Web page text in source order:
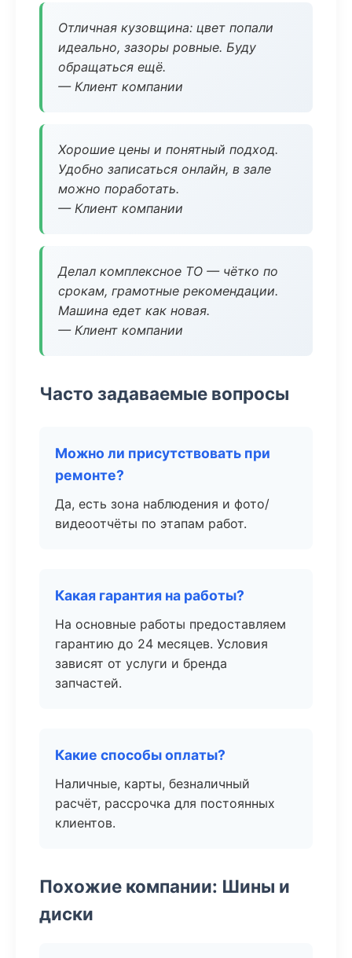
Отличная кузовщина: цвет попали
идеально, зазоры ровные. Буду
обращаться ещё.
— Клиент компании
Хорошие цены и понятный подход.
Удобно записаться онлайн, в зале
можно поработать.
— Клиент компании
Делал комплексное ТО — чётко по
срокам, грамотные рекомендации.
Машина едет как новая.
— Клиент компании
Часто задаваемые вопросы
Можно ли присутствовать при
ремонте?
Да, есть зона наблюдения и фото/
видеоотчёты по этапам работ.
Какая гарантия на работы?
На основные работы предоставляем
гарантию до 24 месяцев. Условия
зависят от услуги и бренда
запчастей.
Какие способы оплаты?
Наличные, карты, безналичный
расчёт, рассрочка для постоянных
клиентов.
Похожие компании: Шины и
диски